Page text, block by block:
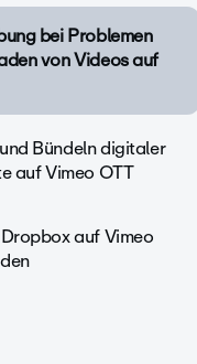
bei Problemen
von Videos auf
Bündeln digitaler
auf Vimeo OTT
auf Vimeo